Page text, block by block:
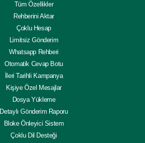
Tüm Özellikler
Rehberini Aktar
Çoklu Hesap
Limitsiz Gönderim
Whatsapp Rehberi
Otomatik Cevap Botu
İleri Tarihli Kampanya
Kişiye Özel Mesajlar
Dosya Yükleme
Detaylı Gönderim Raporu
Bloke Önleyici Sistem
Çoklu Dil Desteği